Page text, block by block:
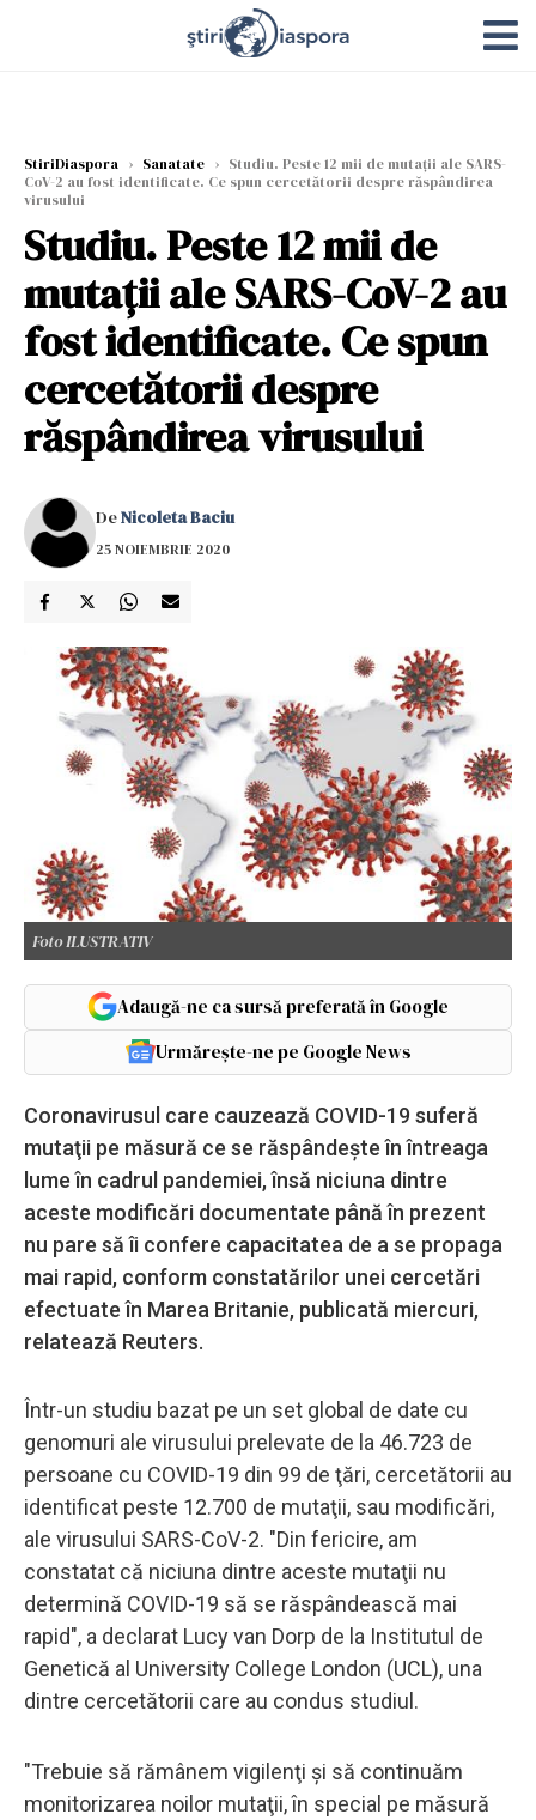
StiriDiaspora › Sanatate › Studiu. Peste 12 mii de mutații ale SARS-
CoV-2 au fost identificate. Ce spun cercetătorii despre răspândirea
virusului
Studiu. Peste 12 mii de
mutații ale SARS-CoV-2 au
fost identificate. Ce spun
cercetătorii despre
răspândirea virusului
DeNicoleta Baciu
25 NOIEMBRIE 2020
Foto ILUSTRATIV
Adaugă-ne ca sursă preferată în Google
Urmărește-ne pe Google News
Coronavirusul care cauzează COVID-19 suferă
mutaţii pe măsură ce se răspândeşte în întreaga
lume în cadrul pandemiei, însă niciuna dintre
aceste modificări documentate până în prezent
nu pare să îi confere capacitatea de a se propaga
mai rapid, conform constatărilor unei cercetări
efectuate în Marea Britanie, publicată miercuri,
relatează Reuters.
Într-un studiu bazat pe un set global de date cu
genomuri ale virusului prelevate de la 46.723 de
persoane cu COVID-19 din 99 de ţări, cercetătorii au
identificat peste 12.700 de mutaţii, sau modificări,
ale virusului SARS-CoV-2. "Din fericire, am
constatat că niciuna dintre aceste mutaţii nu
determină COVID-19 să se răspândească mai
rapid", a declarat Lucy van Dorp de la Institutul de
Genetică al University College London (UCL), una
dintre cercetătorii care au condus studiul.
"Trebuie să rămânem vigilenţi şi să continuăm
monitorizarea noilor mutaţii, în special pe măsură